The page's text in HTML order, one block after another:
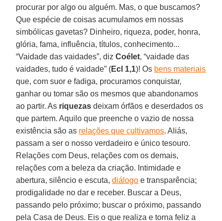
procurar por algo ou alguém. Mas, o que buscamos?
Que espécie de coisas acumulamos em nossas
simbólicas gavetas? Dinheiro, riqueza, poder, honra,
glória, fama, influência, títulos, conhecimento...
“Vaidade das vaidades”, dizCoélet, “vaidade das
vaidades, tudo é vaidade” (Ecl 1,1)! Os bens materiais
que, com suor e fadiga, procuramos conquistar,
ganhar ou tomar são os mesmos que abandonamos
ao partir. As riquezas deixam órfãos e deserdados os
que partem. Aquilo que preenche o vazio de nossa
existência são as relações que cultivamos. Aliás,
passam a ser o nosso verdadeiro e único tesouro.
Relações com Deus, relações com os demais,
relações com a beleza da criação. Intimidade e
abertura, silêncio e escuta,diálogo e transparência;
prodigalidade no dar e receber. Buscar a Deus,
passando pelo próximo; buscar o próximo, passando
pela Casa de Deus. Eis o que realiza e torna feliz a